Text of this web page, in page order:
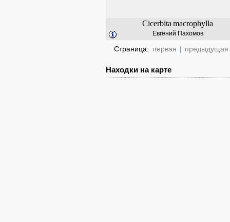
Cicerbita macrophylla
Евгений Пахомов
Страница: первая | предыдущая
Находки на карте